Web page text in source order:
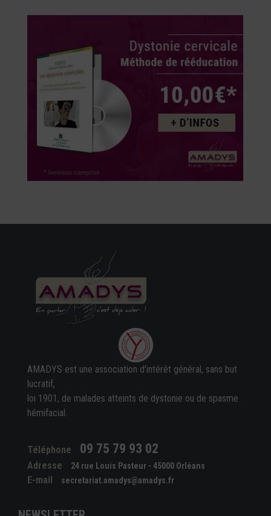
AMADYS est une association d'intérêt général, sans but
lucratif,
loi 1901, de malades atteints de dystonie ou de spasme
hémifacial.
Téléphone 09 75 79 93 02
Adresse 24 rue Louis Pasteur - 45000 Orléans
E-mail secretariat.amadys@amadys.fr